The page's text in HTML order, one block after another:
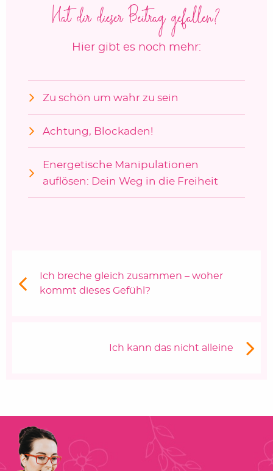
Hat dir dieser Beitrag gefallen?
Hier gibt es noch mehr:
Zu schön um wahr zu sein
Achtung, Blockaden!
Energetische Manipulationen
auflösen: Dein Weg in die Freiheit
Vorheriger Beitrag:
Ich breche gleich zusammen – woher
kommt dieses Gefühl?
Nächster Beitrag
Ich kann das nicht alleine